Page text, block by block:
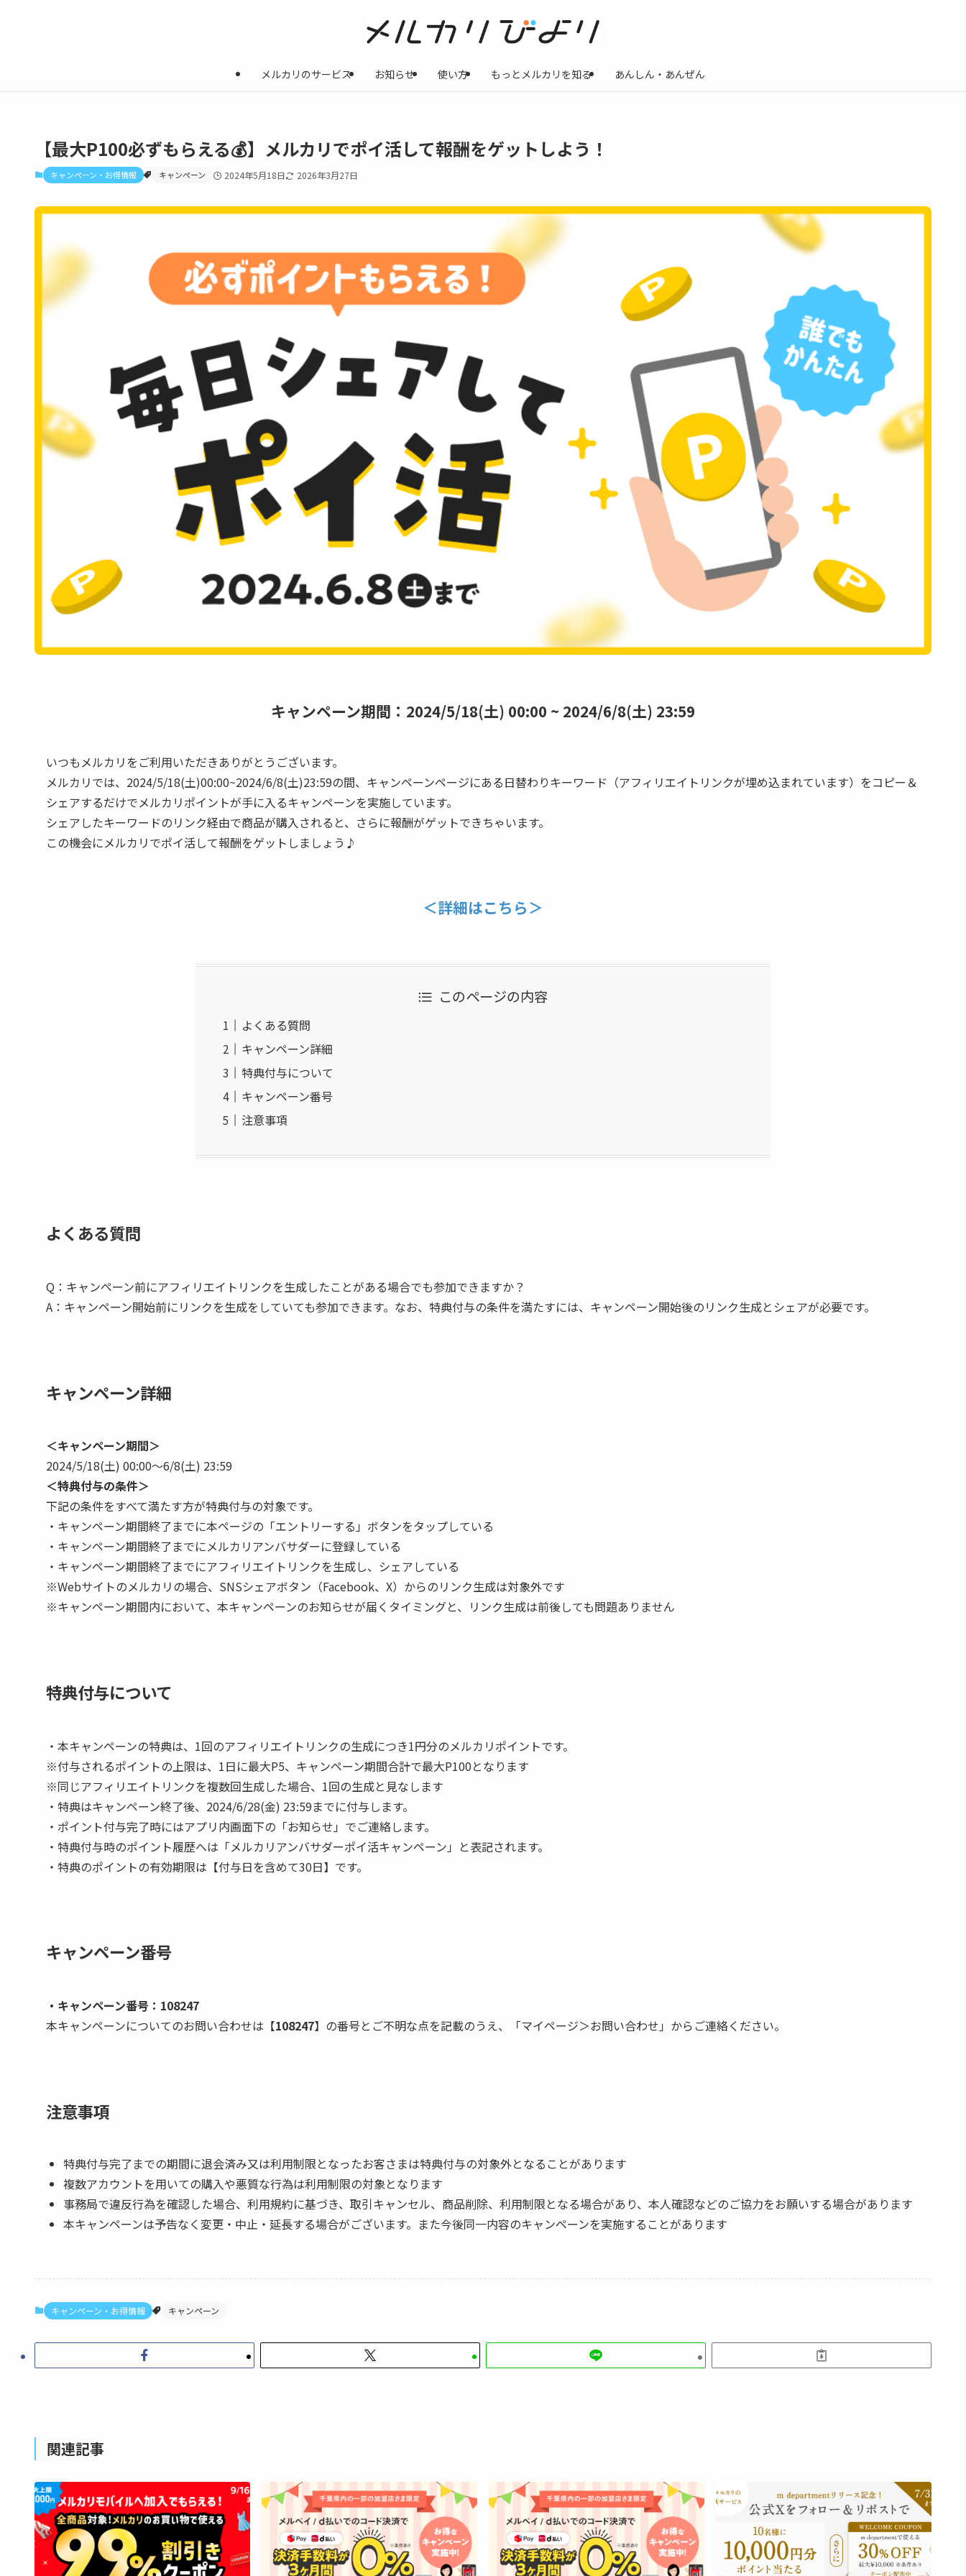
メルカリのサービス お知らせ 使い方 もっとメルカリを知る あんしん・あんぜん
【最大P100必ずもらえる💰】メルカリでポイ活して報酬をゲットしよう！
キャンペーン・お得情報 キャンペーン 2024年5月18日 2026年3月27日
キャンペーン期間：2024/5/18(土) 00:00 ~ 2024/6/8(土) 23:59
いつもメルカリをご利用いただきありがとうございます。
メルカリでは、2024/5/18(土)00:00~2024/6/8(土)23:59の間、キャンペーンページにある日替わりキーワード（アフィリエイトリンクが埋め込まれています）をコピー＆
シェアするだけでメルカリポイントが手に入るキャンペーンを実施しています。
シェアしたキーワードのリンク経由で商品が購入されると、さらに報酬がゲットできちゃいます。
この機会にメルカリでポイ活して報酬をゲットしましょう♪
＜詳細はこちら＞
このページの内容
よくある質問
キャンペーン詳細
特典付与について
キャンペーン番号
注意事項
よくある質問
Q： キャンペーン前にアフィリエイトリンクを生成したことがある場合でも参加できますか？
A： キャンペーン開始前にリンクを生成をしていても参加できます。なお、特典付与の条件を満たすには、キャンペーン開始後のリンク生成とシェアが必要です。
キャンペーン詳細
＜キャンペーン期間＞
2024/5/18(土) 00:00〜6/8(土) 23:59
＜特典付与の条件＞
下記の条件をすべて満たす方が特典付与の対象です。
・キャンペーン期間終了までに本ページの「エントリーする」ボタンをタップしている
・キャンペーン期間終了までにメルカリアンバサダーに登録している
・キャンペーン期間終了までにアフィリエイトリンクを生成し、シェアしている
※Webサイトのメルカリの場合、SNSシェアボタン（Facebook、X）からのリンク生成は対象外です
※キャンペーン期間内において、本キャンペーンのお知らせが届くタイミングと、リンク生成は前後しても問題ありません
特典付与について
・本キャンペーンの特典は、1回のアフィリエイトリンクの生成につき1円分のメルカリポイントです。
※付与されるポイントの上限は、1日に最大P5、キャンペーン期間合計で最大P100となります
※同じアフィリエイトリンクを複数回生成した場合、1回の生成と見なします
・特典はキャンペーン終了後、 2024/6/28(金) 23:59までに付与します。
・ポイント付与完了時にはアプリ内画面下の「お知らせ」でご連絡します。
・特典付与時のポイント履歴へは「メルカリアンバサダーポイ活キャンペーン 」と表記されます。
・特典のポイントの有効期限は【付与日を含めて30日】です。
キャンペーン番号
・キャンペーン番号：108247
本キャンペーンについてのお問い合わせは【108247】の番号とご不明な点を記載のうえ、「マイページ＞お問い合わせ」からご連絡ください。
注意事項
特典付与完了までの期間に退会済み又は利用制限となったお客さまは特典付与の対象外となることがあります
複数アカウントを用いての購入や悪質な行為は利用制限の対象となります
事務局で違反行為を確認した場合、利用規約に基づき、取引キャンセル、商品削除、利用制限となる場合があり、本人確認などのご協力をお願いする場合があります
本キャンペーンは予告なく変更・中止・延長する場合がございます。また今後同一内容のキャンペーンを実施することがあります
キャンペーン・お得情報 キャンペーン
関連記事